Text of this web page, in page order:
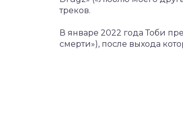
треков.
В январе 2022 года Тоби
смерти»), после выхода